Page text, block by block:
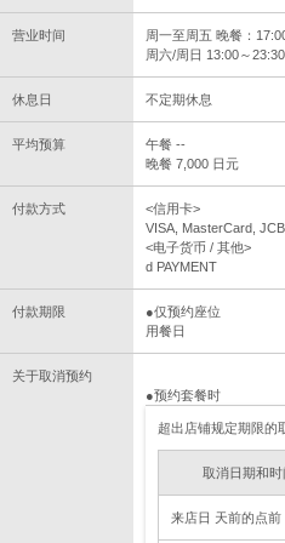
营业时间
周一至周五 晚餐：
周六/周日 13:00～
休息日 不定期休息
平均预算
午餐 --
晚餐 7,000 日元
付款方式
<信用卡>
VISA, MasterCard,
<电子货币 / 其他>
d PAYMENT
付款期限
●仅预约座位
用餐日
关于取消预约
●预约套餐时
超出店铺规定期限的
取消日期和时
来店日 天前的点前